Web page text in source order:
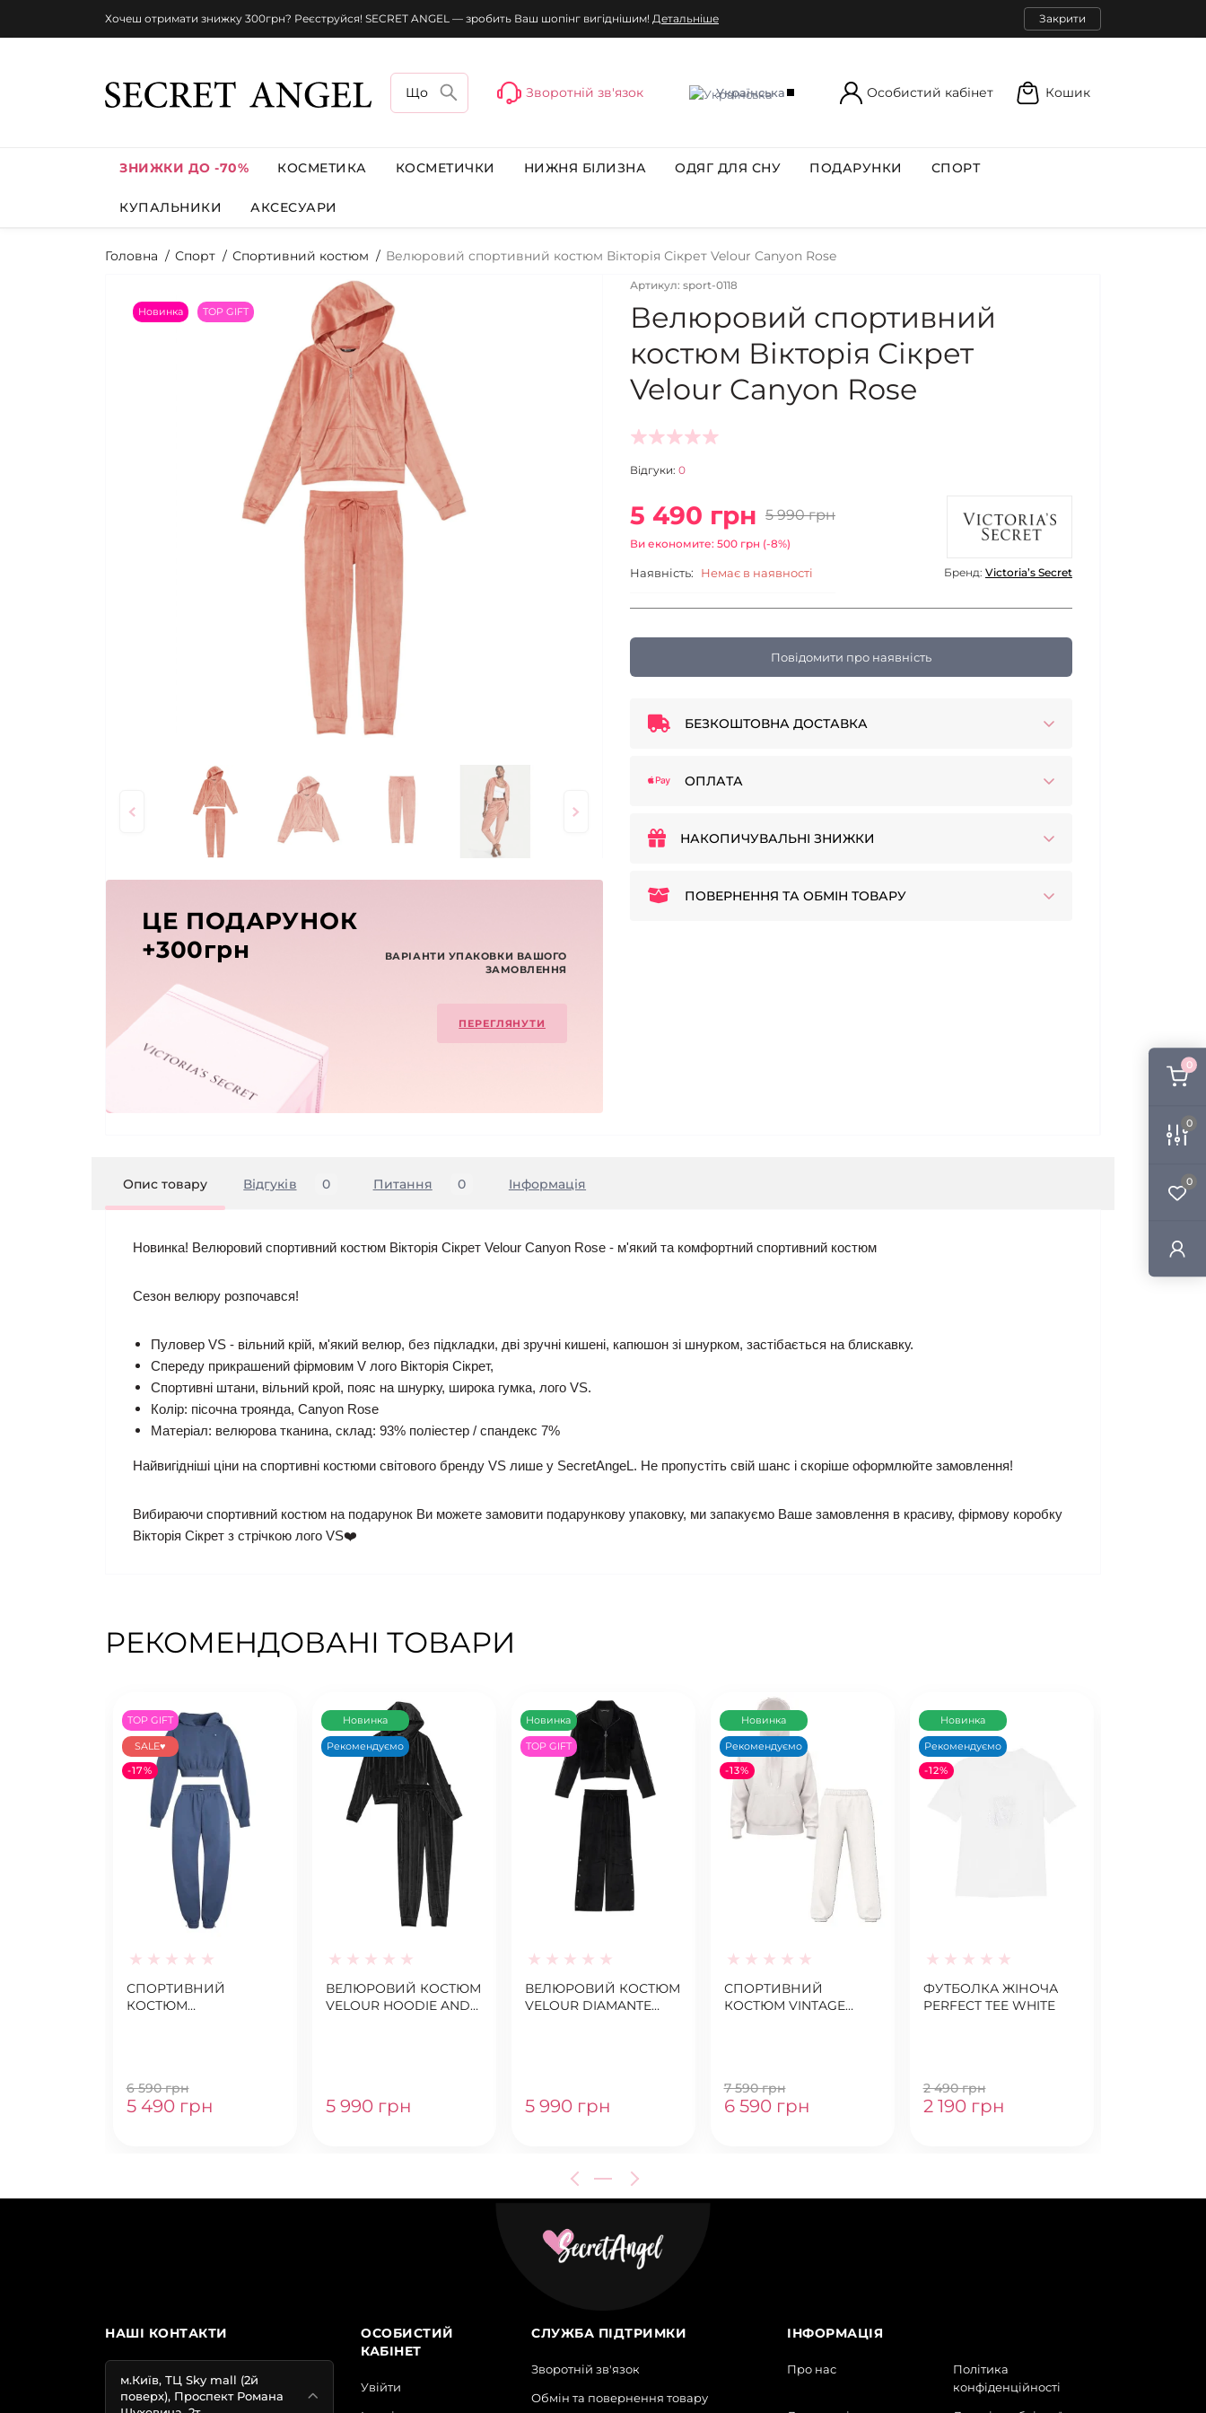
0
0
0
Хочеш отримати знижку 300грн? Реєструйся! SECRET ANGEL — зробить Ваш шопінг вигіднішим! Детальніше Закрити
Зворотній зв'язок Українська Особистий кабінет Кошик
ЗНИЖКИ ДО -70% КОСМЕТИКА КОСМЕТИЧКИ НИЖНЯ БІЛИЗНА ОДЯГ ДЛЯ СНУ ПОДАРУНКИ СПОРТ
КУПАЛЬНИКИ АКСЕСУАРИ
Головна Спорт Спортивний костюм Велюровий спортивний костюм Вікторія Сікрет Velour Canyon Rose
Новинка TOP GIFT
ЦЕ ПОДАРУНОК
+300грн
ВАРІАНТИ УПАКОВКИ ВАШОГО
ЗАМОВЛЕННЯ
ПЕРЕГЛЯНУТИ
Артикул: sport-0118
Велюровий спортивний
костюм Вікторія Сікрет
Velour Canyon Rose
Відгуки: 0
5 490 грн 5 990 грн
Ви економите: 500 грн (-8%)
Наявність: Немає в наявності Бренд: Victoria’s Secret
Повідомити про наявність
БЕЗКОШТОВНА ДОСТАВКА
ОПЛАТА
НАКОПИЧУВАЛЬНІ ЗНИЖКИ
ПОВЕРНЕННЯ ТА ОБМІН ТОВАРУ
Опис товару Відгуків 0 Питання 0 Iнформація
Новинка! Велюровий спортивний костюм Вікторія Сікрет Velour Canyon Rose - м'який та комфортний спортивний костюм
Сезон велюру розпочався!
Пуловер VS - вільний крій, м'який велюр, без підкладки, дві зручні кишені, капюшон зі шнурком, застібається на блискавку.
Спереду прикрашений фірмовим V лого Вікторія Сікрет,
Спортивні штани, вільний крой, пояс на шнурку, широка гумка, лого VS.
Колір: пісочна троянда, Canyon Rose
Матеріал: велюрова тканина, склад: 93% поліестер / спандекс 7%
Найвигідніші ціни на спортивні костюми світового бренду VS лише у SecretAngeL. Не пропустіть свій шанс і скоріше оформлюйте замовлення!
Вибираючи спортивний костюм на подарунок Ви можете замовити подарункову упаковку, ми запакуємо Ваше замовлення в красиву, фірмову коробку
Вікторія Сікрет з стрічкою лого VS❤️
РЕКОМЕНДОВАНІ ТОВАРИ
TOP GIFT
SALE♥
-17%
СПОРТИВНИЙ
КОСТЮМ
6 590 грн
5 490 грн
Новинка
Рекомендуємо
ВЕЛЮРОВИЙ КОСТЮМ
VELOUR HOODIE AND
5 990 грн
Новинка
TOP GIFT
ВЕЛЮРОВИЙ КОСТЮМ
VELOUR DIAMANTE
5 990 грн
Новинка
Рекомендуємо
-13%
СПОРТИВНИЙ
КОСТЮМ VINTAGE
7 590 грн
6 590 грн
Новинка
Рекомендуємо
-12%
ФУТБОЛКА ЖІНОЧА
PERFECT TEE WHITE
2 490 грн
2 190 грн
НАШІ КОНТАКТИ
м.Київ, ТЦ Sky mall (2й
поверх), Проспект Романа
ОСОБИСТИЙ
КАБІНЕТ
Увійти
СЛУЖБА ПІДТРИМКИ
Зворотній зв'язок
Обмін та повернення товару
ІНФОРМАЦІЯ
Про нас
Політика
конфіденційності